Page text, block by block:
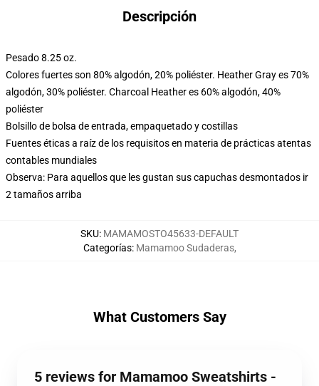
Descripción
Pesado 8.25 oz.
Colores fuertes son 80% algodón, 20% poliéster. Heather Gray es 70%
algodón, 30% poliéster. Charcoal Heather es 60% algodón, 40%
poliéster
Bolsillo de bolsa de entrada, empaquetado y costillas
Fuentes éticas a raíz de los requisitos en materia de prácticas atentas
contables mundiales
Observa: Para aquellos que les gustan sus capuchas desmontados ir
2 tamaños arriba
SKU: MAMAMOSTO45633-DEFAULT
Categorías: Mamamoo Sudaderas,
What Customers Say
5 reviews for Mamamoo Sweatshirts -